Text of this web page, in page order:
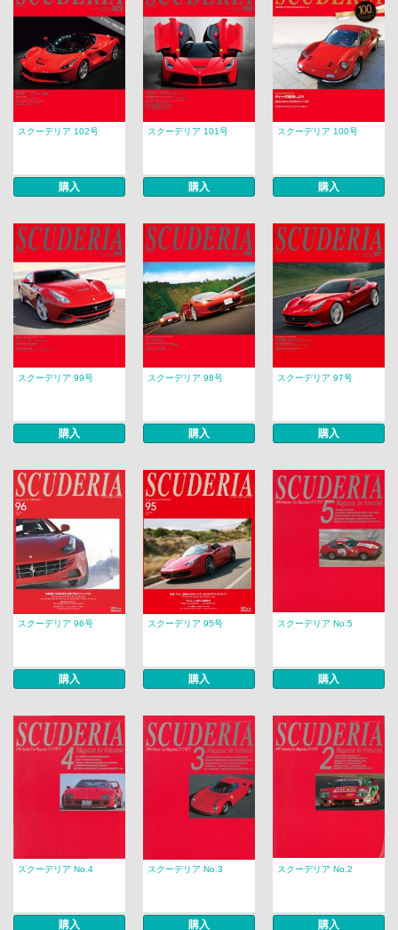
スクーデリア 102号
購入
スクーデリア 101号
購入
スクーデリア 100号
購入
スクーデリア 99号
購入
スクーデリア 98号
購入
スクーデリア 97号
購入
スクーデリア 96号
購入
スクーデリア 95号
購入
スクーデリア No.5
購入
スクーデリア No.4
購入
スクーデリア No.3
購入
スクーデリア No.2
購入